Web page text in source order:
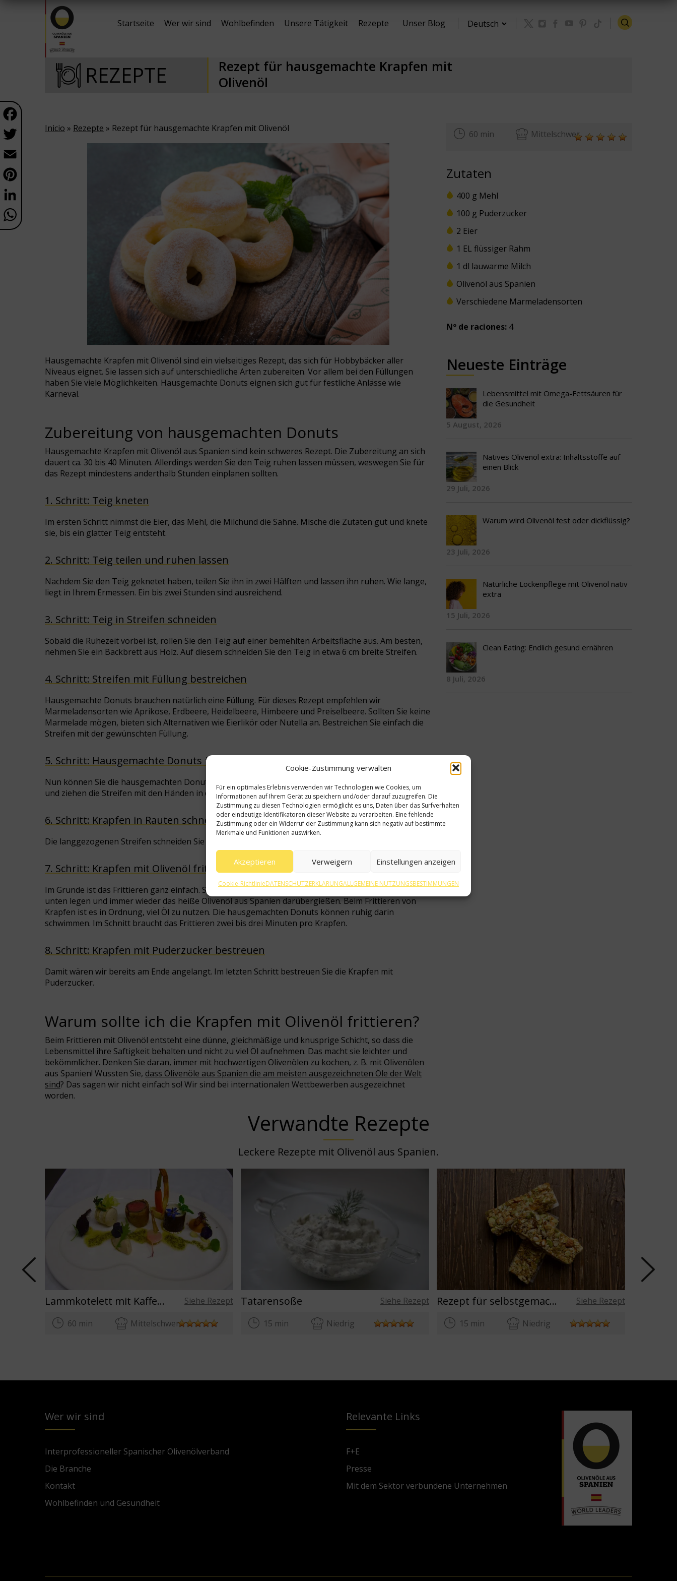
Cookie-Zustimmung verwalten
Für ein optimales Erlebnis verwenden wir Technologien wie Cookies, um
Informationen auf Ihrem Gerät zu speichern und/oder darauf zuzugreifen. Die
Zustimmung zu diesen Technologien ermöglicht es uns, Daten über das Surfverhalten
oder eindeutige Identifikatoren dieser Website zu verarbeiten. Eine fehlende
Zustimmung oder ein Widerruf der Zustimmung kann sich negativ auf bestimmte
Merkmale und Funktionen auswirken.
Akzeptieren Verweigern Einstellungen anzeigen
Cookie-RichtlinieDATENSCHUTZERKLÄRUNGALLGEMEINE NUTZUNGSBESTIMMUNGEN
Startseite Wer wir sind Wohlbefinden Unsere Tätigkeit Rezepte Unser Blog
Facebook
Twitter
WhatsApp
REZEPTE
Rezept für hausgemachte Krapfen mit
Olivenöl
Inicio » Rezepte » Rezept für hausgemachte Krapfen mit Olivenöl
Hausgemachte Krapfen mit Olivenöl sind ein vielseitiges Rezept, das sich für Hobbybäcker aller
Niveaus eignet. Sie lassen sich auf unterschiedliche Arten zubereiten. Vor allem bei den Füllungen
haben Sie viele Möglichkeiten. Hausgemachte Donuts eignen sich gut für festliche Anlässe wie
Karneval.
Zubereitung von hausgemachten Donuts
Hausgemachte Krapfen mit Olivenöl aus Spanien sind kein schweres Rezept. Die Zubereitung an sich
dauert ca. 30 bis 40 Minuten. Allerdings werden Sie den Teig ruhen lassen müssen, weswegen Sie für
das Rezept mindestens anderthalb Stunden einplanen sollten.
1. Schritt: Teig kneten
Im ersten Schritt nimmst die Eier, das Mehl, die Milchund die Sahne. Mische die Zutaten gut und knete
sie, bis ein glatter Teig entsteht.
2. Schritt: Teig teilen und ruhen lassen
Nachdem Sie den Teig geknetet haben, teilen Sie ihn in zwei Hälften und lassen ihn ruhen. Wie lange,
liegt in Ihrem Ermessen. Ein bis zwei Stunden sind ausreichend.
3. Schritt: Teig in Streifen schneiden
Sobald die Ruhezeit vorbei ist, rollen Sie den Teig auf einer bemehlten Arbeitsfläche aus. Am besten,
nehmen Sie ein Backbrett aus Holz. Auf diesem schneiden Sie den Teig in etwa 6 cm breite Streifen.
4. Schritt: Streifen mit Füllung bestreichen
Hausgemachte Donuts brauchen natürlich eine Füllung. Für dieses Rezept empfehlen wir
Marmeladensorten wie Aprikose, Erdbeere, Heidelbeere, Himbeere und Preiselbeere. Sollten Sie keine
Marmelade mögen, bieten sich Alternativen wie Eierlikör oder Nutella an. Bestreichen Sie einfach die
Streifen mit der gewünschten Füllung.
5. Schritt: Hausgemachte Donuts formen
Nun können Sie die hausgemachten Donuts formen. Dafür drücken Sie die Enden leicht zusammen
und ziehen die Streifen mit den Händen in die Länge.
6. Schritt: Krapfen in Rauten schneiden
Die langgezogenen Streifen schneiden Sie in Rauten. Im Anschluss geht es an das Frittieren.
7. Schritt: Krapfen mit Olivenöl frittieren
Im Grunde ist das Frittieren ganz einfach. Sie müssen die Krapfen nur mit der Marmeladenseite nach
unten legen und immer wieder das heiße Olivenöl aus Spanien darübergießen. Beim Frittieren von
Krapfen ist es in Ordnung, viel Öl zu nutzen. Die hausgemachten Donuts können ruhig darin
schwimmen. Im Schnitt braucht das Frittieren zwei bis drei Minuten pro Krapfen.
8. Schritt: Krapfen mit Puderzucker bestreuen
Damit wären wir bereits am Ende angelangt. Im letzten Schritt bestreuen Sie die Krapfen mit
Puderzucker.
Warum sollte ich die Krapfen mit Olivenöl frittieren?
Beim Frittieren mit Olivenöl entsteht eine dünne, gleichmäßige und knusprige Schicht, so dass die
Lebensmittel ihre Saftigkeit behalten und nicht zu viel Öl aufnehmen. Das macht sie leichter und
bekömmlicher. Denken Sie daran, immer mit hochwertigen Olivenölen zu kochen, z. B. mit Olivenölen
aus Spanien! Wussten Sie, dass Olivenöle aus Spanien die am meisten ausgezeichneten Öle der Welt
sind? Das sagen wir nicht einfach so! Wir sind bei internationalen Wettbewerben ausgezeichnet
worden.
60 min Mittelschwer
Zutaten
400 g Mehl
100 g Puderzucker
2 Eier
1 EL flüssiger Rahm
1 dl lauwarme Milch
Olivenöl aus Spanien
Verschiedene Marmeladensorten
Nº de raciones: 4
Neueste Einträge
Lebensmittel mit Omega-Fettsäuren für
die Gesundheit
5 August, 2026
Natives Olivenöl extra: Inhaltsstoffe auf
einen Blick
29 Juli, 2026
Warum wird Olivenöl fest oder dickflüssig?
23 Juli, 2026
Natürliche Lockenpflege mit Olivenöl nativ
extra
15 Juli, 2026
Clean Eating: Endlich gesund ernähren
8 Juli, 2026
Verwandte Rezepte
Leckere Rezepte mit Olivenöl aus Spanien.
Lammkotelett mit Kaffeebrotumschlag Siehe Rezept
60 min Mittelschwer
Tatarensoße Siehe Rezept
15 min Niedrig
Rezept für selbstgemachte Energieriegel Siehe Rezept
15 min Niedrig
Wer wir sind
Interprofessioneller Spanischer Olivenölverband
Die Branche
Kontakt
Wohlbefinden und Gesundheit
Relevante Links
F+E
Presse
Mit dem Sektor verbundene Unternehmen